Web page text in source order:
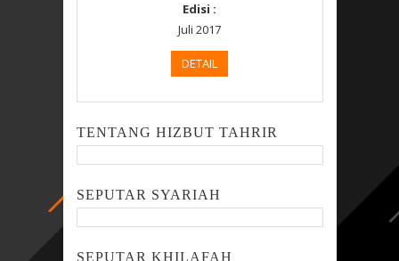
Edisi :
Juli 2017
DETAIL
TENTANG HIZBUT TAHRIR
SEPUTAR SYARIAH
SEPUTAR KHILAFAH